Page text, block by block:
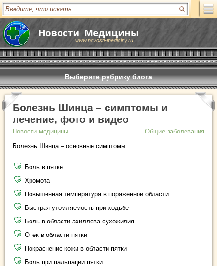
www.novosti-mediciny.ru
Выберите рубрику блога
Болезнь Шинца – симптомы и
лечение, фото и видео
Новости медицины
Общие заболевания
Болезнь Шинца – основные симптомы:
Боль в пятке
Хромота
Повышенная температура в пораженной области
Быстрая утомляемость при ходьбе
Боль в области ахиллова сухожилия
Отек в области пятки
Покраснение кожи в области пятки
Боль при пальпации пятки